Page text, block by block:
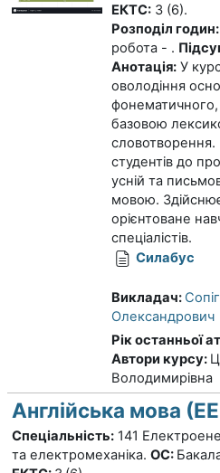
ЕКТС: 3 (6).
Розподіл годин:
робота - .
Анотація: У
оволодіння
базовою
словотворення.
студентів до
усній та
мовою.
орієнтоване
спеціалістів.
Силабус
Викладач:
Олександрович
Рік останньої
Автори курсу:
Володимирівна
Англійська мова
Спеціальність: 141
та електромеханіка. ОС: